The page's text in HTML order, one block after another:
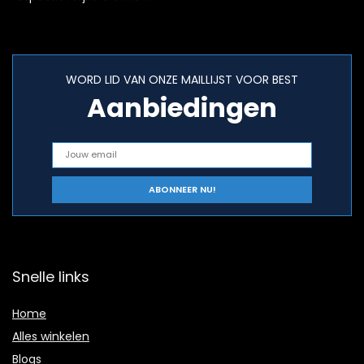
WORD LID VAN ONZE MAILLIJST VOOR BEST
Aanbiedingen
Snelle links
Home
Alles winkelen
Blogs